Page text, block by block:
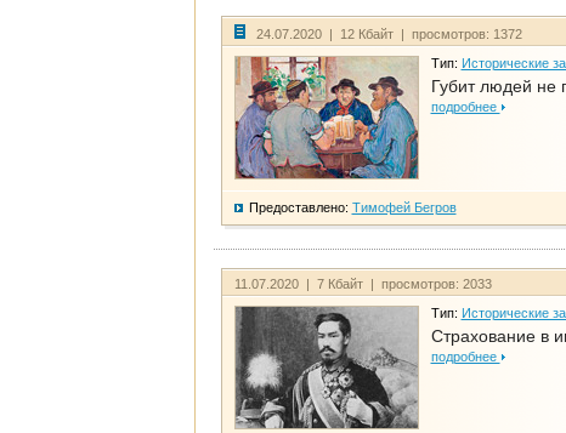
24.07.2020 | 12 Кбайт | просмотров: 1372
Тип: Исторические
Губит людей не
подробнее
Предоставлено: Тимофей Бегров
11.07.2020 | 7 Кбайт | просмотров: 2033
Тип: Исторические
Страхование в
подробнее